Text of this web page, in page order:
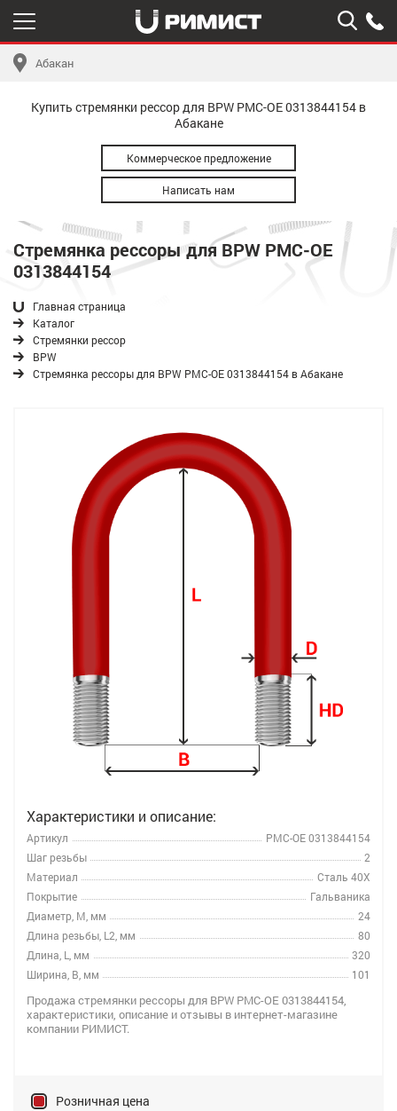
Абакан
Купить стремянки рессор для BPW РМС-OE 0313844154 в
Абакане
Коммерческое предложение
Написать нам
Стремянка рессоры для BPW РМС-OE
0313844154
Главная страница
Каталог
Стремянки рессор
BPW
Стремянка рессоры для BPW РМС-OE 0313844154 в Абакане
Характеристики и описание:
Артикул
РМС-OE 0313844154
Шаг резьбы
2
Материал
Сталь 40Х
Покрытие
Гальваника
Диаметр, M, мм
24
Длина резьбы, L2, мм
80
Длина, L, мм
320
Ширина, B, мм
101
Продажа стремянки рессоры для BPW РМС-OE 0313844154,
характеристики, описание и отзывы в интернет-магазине
компании РИМИСТ.
Розничная цена